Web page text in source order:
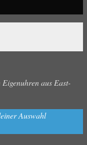
aus East-
Auswahl